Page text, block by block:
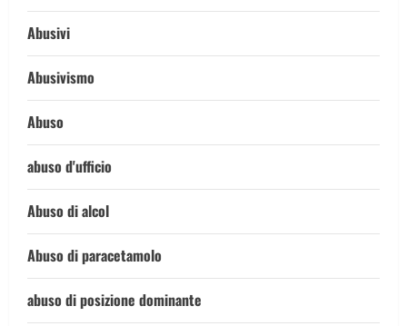
Abusivi
Abusivismo
Abuso
abuso d'ufficio
Abuso di alcol
Abuso di paracetamolo
abuso di posizione dominante